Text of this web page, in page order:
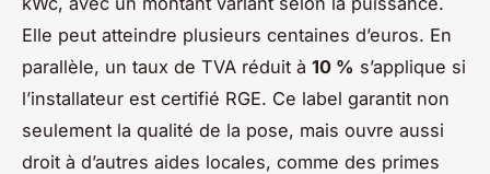
Elle peut atteindre plusieurs centaines d’euros. En
parallèle, un taux de TVA réduit à 10 % s’applique si
l’installateur est certifié RGE. Ce label garantit non
seulement la qualité de la pose, mais ouvre aussi
droit à d’autres aides locales, comme des primes